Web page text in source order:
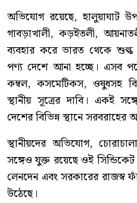
অভিযোগ রয়েছে, হালুয়াঘাট
গাবড়াখালী, কড়ইতলী,
ব্যবহার করে ভারত থেকে শুল্ক
পণ্য দেশে আনা হচ্ছে। এসব
কম্বল, কসমেটিকস, ওষুধসহ
স্থানীয় সূত্রের দাবি। একই
দেশের বিভিন্ন স্থানে
স্থানীয়দের অভিযোগ,
সঙ্গেও যুক্ত রয়েছে ওই
লেনদেন এবং সরকারের রাজস্ব
উঠেছে।